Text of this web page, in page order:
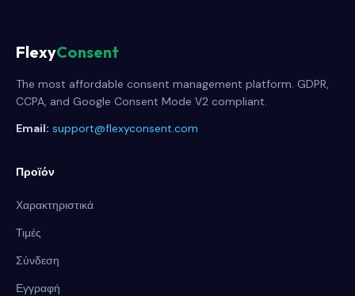
FlexyConsent
The most affordable consent management platform. GDPR,
CCPA, and Google Consent Mode V2 compliant.
Email: support@flexyconsent.com
Προϊόν
Χαρακτηριστικά
Τιμές
Σύνδεση
Εγγραφή